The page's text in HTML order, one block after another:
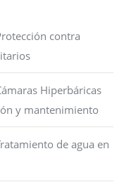
contra
Hiperbáricas
y mantenimiento
de agua en